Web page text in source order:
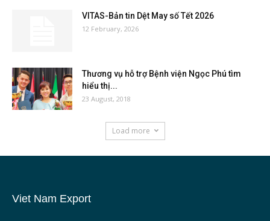
VITAS-Bản tin Dệt May số Tết 2026
12 February, 2026
Thương vụ hỗ trợ Bệnh viện Ngọc Phú tìm
hiểu thị...
23 August, 2018
Load more
Viet Nam Export